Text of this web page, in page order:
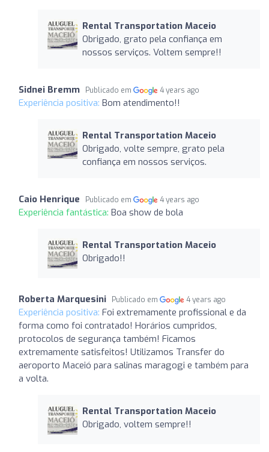
Rental Transportation Maceio
Obrigado, grato pela confiança em
nossos serviços. Voltem sempre!!
Sidnei Bremm Publicado em 4 years ago
Experiência positiva: Bom atendimento!!
Rental Transportation Maceio
Obrigado, volte sempre, grato pela
confiança em nossos serviços.
Caio Henrique Publicado em 4 years ago
Experiência fantástica: Boa show de bola
Rental Transportation Maceio
Obrigado!!
Roberta Marquesini Publicado em 4 years ago
Experiência positiva: Foi extremamente profissional e da
forma como foi contratado! Horários cumpridos,
protocolos de segurança também! Ficamos
extremamente satisfeitos! Utilizamos Transfer do
aeroporto Maceió para salinas maragogi e também para
a volta.
Rental Transportation Maceio
Obrigado, voltem sempre!!